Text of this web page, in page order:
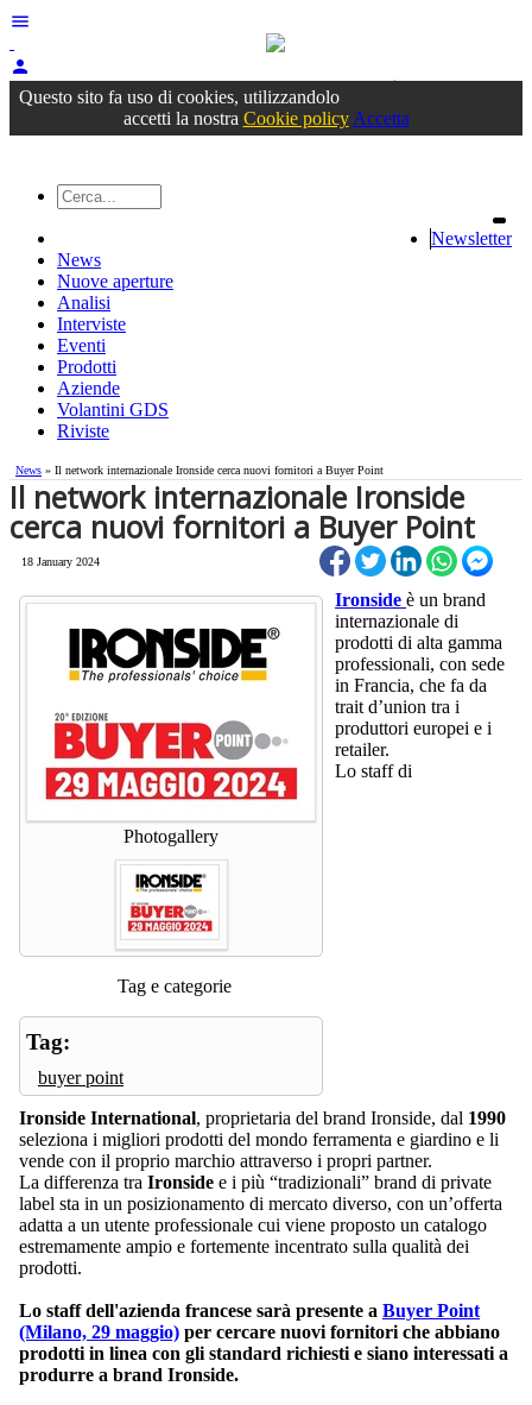
menu
person
Accedioppure registrati
Questo sito fa uso di cookies, utilizzandolo
accetti la nostra Cookie policy Accetta
Newsletter
News
Nuove aperture
Analisi
Interviste
Eventi
Prodotti
Aziende
Volantini GDS
Riviste
News » Il network internazionale Ironside cerca nuovi fornitori a Buyer Point
Il network internazionale Ironside
cerca nuovi fornitori a Buyer Point
18 January 2024
Photogallery
Tag e categorie
Tag:
buyer point
Ironside è un brand
internazionale di
prodotti di alta gamma
professionali, con sede
in Francia, che fa da
trait d’union tra i
produttori europei e i
retailer.
Lo staff di
Ironside International, proprietaria del brand Ironside, dal 1990
seleziona i migliori prodotti del mondo ferramenta e giardino e li
vende con il proprio marchio attraverso i propri partner.
La differenza tra Ironside e i più “tradizionali” brand di private
label sta in un posizionamento di mercato diverso, con un’offerta
adatta a un utente professionale cui viene proposto un catalogo
estremamente ampio e fortemente incentrato sulla qualità dei
prodotti.
Lo staff dell'azienda francese sarà presente a Buyer Point
(Milano, 29 maggio) per cercare nuovi fornitori che abbiano
prodotti in linea con gli standard richiesti e siano interessati a
produrre a brand Ironside.